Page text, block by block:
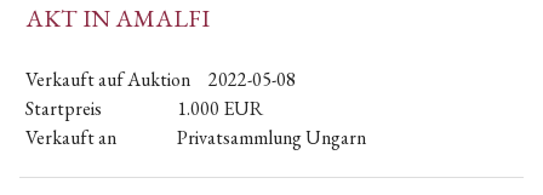
AKT IN AMALFI
Verkauft auf Auktion
2022-05-08
Startpreis
1.000 EUR
Verkauft an
Privatsammlung Ungarn